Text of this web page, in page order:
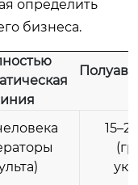
определить
бизнеса.